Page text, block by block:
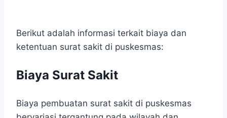
Berikut adalah informasi terkait biaya dan
ketentuan surat sakit di puskesmas:
Biaya Surat Sakit
Biaya pembuatan surat sakit di puskesmas